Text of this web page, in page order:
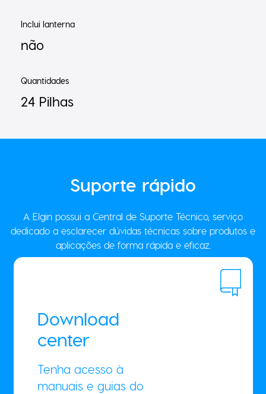
Inclui lanterna
não
Quantidades
24 Pilhas
Suporte rápido
A Elgin possui a Central de Suporte Técnico, serviço
dedicado a esclarecer dúvidas técnicas sobre produtos e
aplicações de forma rápida e eficaz.
Download
center
Tenha acesso à
manuais e guias do